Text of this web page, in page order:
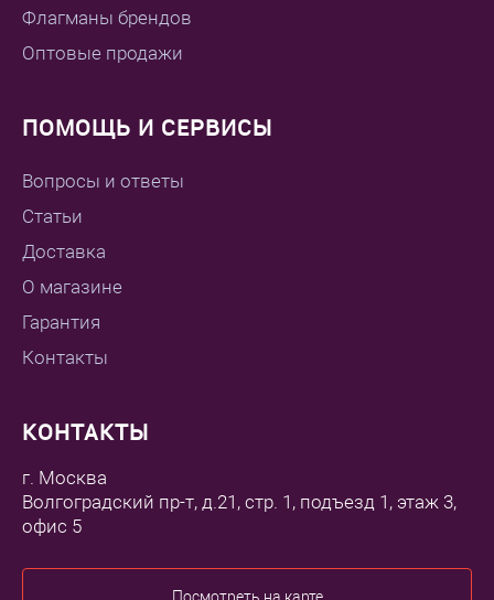
Флагманы брендов
Оптовые продажи
ПОМОЩЬ И СЕРВИСЫ
Вопросы и ответы
Статьи
Доставка
О магазине
Гарантия
Контакты
КОНТАКТЫ
г. Москва
Волгоградский пр-т, д.21, стр. 1, подъезд 1, этаж 3,
офис 5